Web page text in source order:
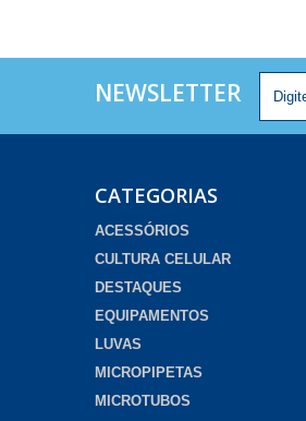
NEWSLETTER
CATEGORIAS
ACESSÓRIOS
CULTURA CELULAR
DESTAQUES
EQUIPAMENTOS
LUVAS
MICROPIPETAS
MICROTUBOS